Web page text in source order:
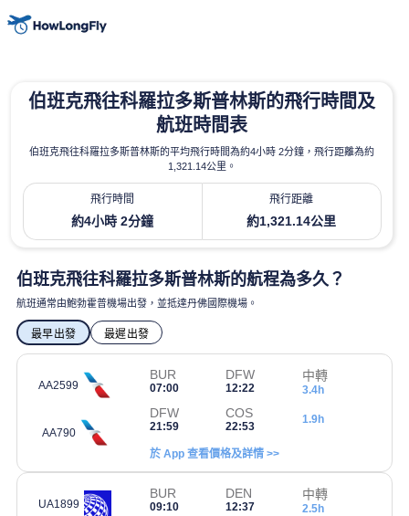
伯班克飛往科羅拉多斯普林斯的飛行時間及
航班時間表
伯班克飛往科羅拉多斯普林斯的平均飛行時間為約4小時 2分鐘，飛行距離為約
1,321.14公里。
飛行時間
約4小時 2分鐘
飛行距離
約1,321.14公里
伯班克飛往科羅拉多斯普林斯的航程為多久？
航班通常由鮑勃霍普機場出發，並抵達丹佛國際機場。
最早出發 最遲出發
AA2599
BUR
07:00
DFW
12:22
中轉
3.4h
AA790
DFW
21:59
COS
22:53
1.9h
於 App 查看價格及詳情 >>
UA1899
BUR
09:10
DEN
12:37
中轉
2.5h